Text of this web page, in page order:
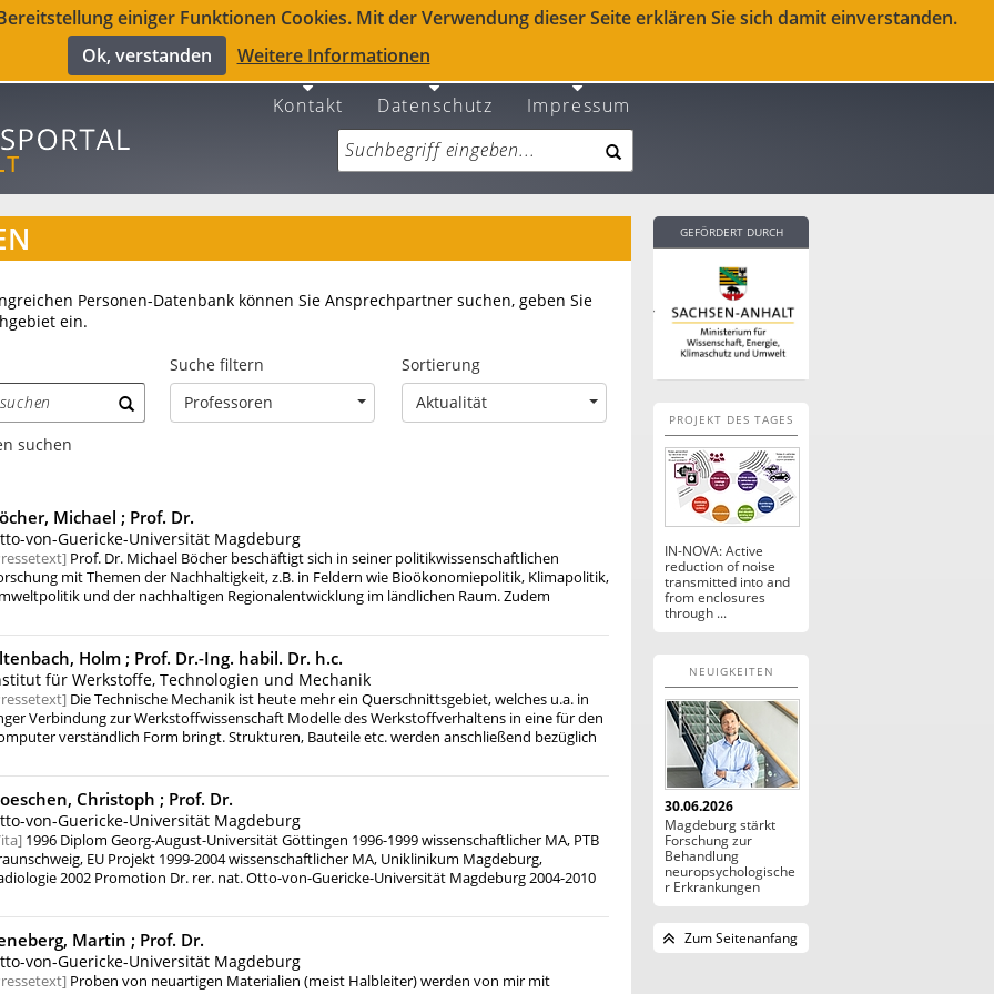
einiger Funktionen Cookies. Mit der Verwendung dieser Seite erklären Sie sich damit einverstanden.
Ok, verstanden
Weitere Informationen
Kontakt Datenschutz Impressum
Personen-Datenbank können Sie Ansprechpartner suchen, geben Sie
ein.
Suche filtern
Professoren
Sortierung
Aktualität
suchen
Michael ; Prof. Dr.
von-Guericke-Universität Magdeburg
Prof. Dr. Michael Böcher beschäftigt sich in seiner politikwissenschaftlichen
mit Themen der Nachhaltigkeit, z.B. in Feldern wie Bioökonomiepolitik, Klimapolitik,
und der nachhaltigen Regionalentwicklung im ländlichen Raum. Zudem
ausgestaltet werden müssen, um politischen Wandel hin zu einer
Entwicklung zu befördern.
Holm ; Prof. Dr.-Ing. habil. Dr. h.c.
für Werkstoffe, Technologien und Mechanik
Die Technische Mechanik ist heute mehr ein Querschnittsgebiet, welches u.a. in
Verbindung zur Werkstoffwissenschaft Modelle des Werkstoffverhaltens in eine für den
verständlich Form bringt. Strukturen, Bauteile etc. werden anschließend bezüglich
der formulierten Konstitutivgesetze analysiert. Dabei ist insbesondere das
zu bewerten. Aufgaben der Technischen Mechanik sind heute oftmals
Neben mechanischen Effekten sind thermische, elektrische, magnetische
einzubeziehen. Ursprünglich auf Festkörper beschränkt werden heute die Grenzen
zur Strömungsmechanik (Rheologie) überschritten. Daher spricht man auch
von einem kontinuumsmechanischen Zugang.
Christoph ; Prof. Dr.
von-Guericke-Universität Magdeburg
1996 Diplom Georg-August-Universität Göttingen 1996-1999 wissenschaftlicher MA, PTB
EU Projekt 1999-2004 wissenschaftlicher MA, Uniklinikum Magdeburg,
2002 Promotion Dr. rer. nat. Otto-von-Guericke-Universität Magdeburg 2004-2010
Preis, 1. Platz 2010-2016 Abteilungsleiter "Medizinische Strahlungsphysik und
Helmholtz Zentrum München 2011-2013 zusätzlich Abteilungsleiter
Personendosimetrie" seit 2014 W3 Professor "Medizintechnische Systeme"
für Medizintechnik, Fakultät für Elektrotechnik und Informationstechnologie, Otto-
Martin ; Prof. Dr.
von-Guericke-Universität Magdeburg
Proben von neuartigen Materialien (meist Halbleiter) werden von mir mit
GEFÖRDERT DURCH
PROJEKT DES TAGES
IN-NOVA: Active
reduction of noise
transmitted into and
from enclosures
through ...
NEUIGKEITEN
30.06.2026
Magdeburg stärkt
Forschung zur
Behandlung
neuropsychologische
r Erkrankungen
Zum Seitenanfang